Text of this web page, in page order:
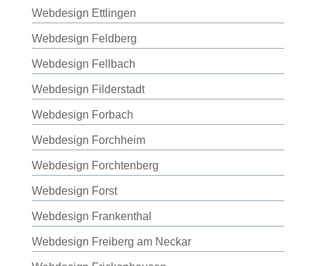
Webdesign Ettlingen
Webdesign Feldberg
Webdesign Fellbach
Webdesign Filderstadt
Webdesign Forbach
Webdesign Forchheim
Webdesign Forchtenberg
Webdesign Forst
Webdesign Frankenthal
Webdesign Freiberg am Neckar